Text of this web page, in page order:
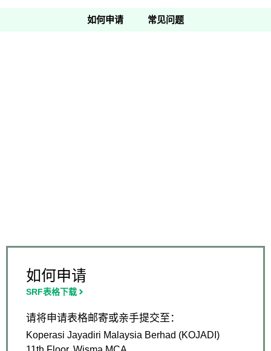
如何申请 常见问题
如何申请
SRF表格下载
请将申请表格邮寄或亲手提交至：
Koperasi Jayadiri Malaysia Berhad (KOJADI)